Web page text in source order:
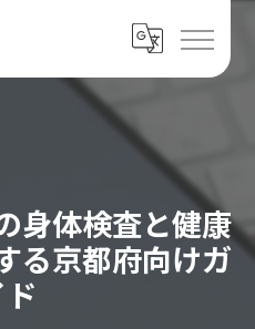
身体検査と健康
る京都府向けガ